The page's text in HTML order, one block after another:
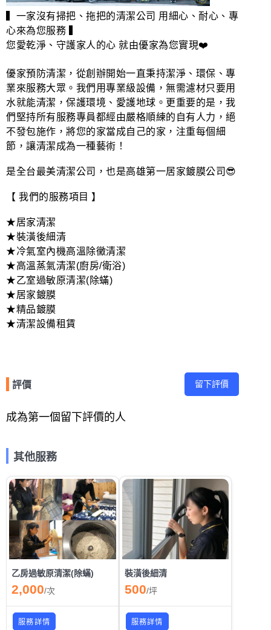
▍一家沒有掃把、拖把的清潔公司 用細心、耐心、專
心來為您服務 ▍
您愛乾淨、守護家人的心 就由優家為您實現❤️
優家預防清潔，從創辦開始一直秉持潔淨、環保、專
業來服務大眾。我們用專業級設備，無需濾材只要用
水就能清潔，保護環境、愛護地球。更重要的是，我
們堅持所有服務專員都經由嚴格順練的自有人力，絕
不發包施作，將您的家當成自己的家，注重每個細
節，讓清潔成為一種藝術！
是全台最美清潔公司，也是高雄第一居家鍍膜公司😎
【 我們的服務項目 】
★居家清潔
★裝潢後細清
★冷氣室內機高溫除黴清潔
★高溫蒸氣清潔(廚房/衛浴)
★乙室過敏原清潔(除蟎)
★居家鍍膜
★精品鍍膜
★清潔設備租賃
評價 留下評價
成為第一個留下評價的人
其他服務
乙房過敏原清潔(除蟎)
2,000/次
服務詳情
裝潢後細清
500/坪
服務詳情